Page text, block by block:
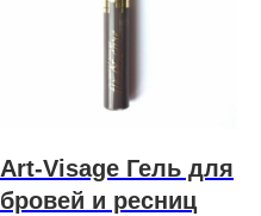
Art-Visage Гель для
бровей и ресниц